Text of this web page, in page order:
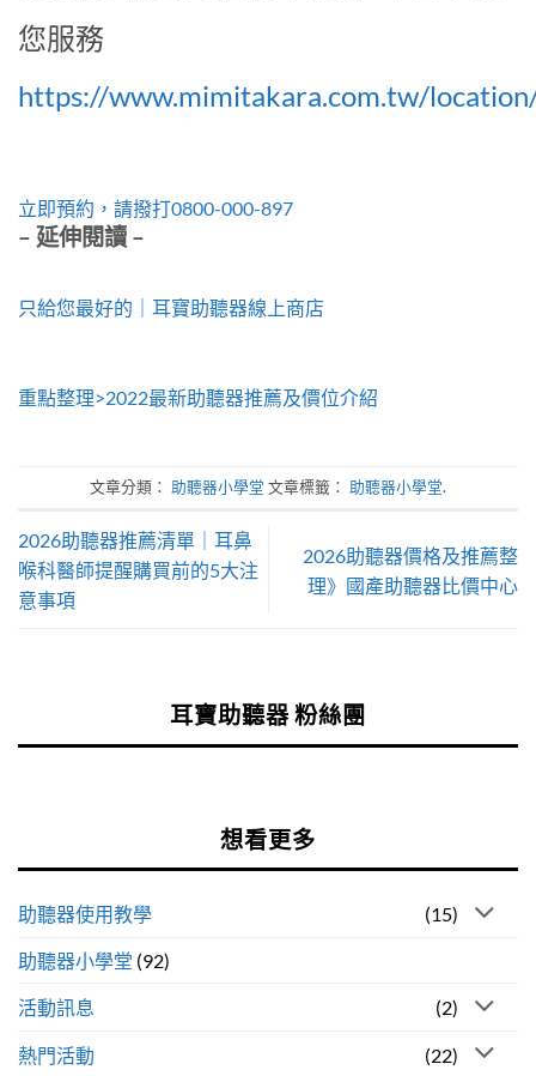
耳寶助聽器 粉絲團
想看更多
助聽器使用教學 (15)
助聽器小學堂 (92)
活動訊息 (2)
熱門活動 (22)
您服務
https://www.mimitakara.com.tw/
立即預約，請撥打0800-000-897
– 延伸閱讀 –
只給您最好的｜耳寶助聽器線上商店
重點整理>2022最新助聽器推薦及價位介紹
文章分類： 助聽器小學堂 文章標籤： 助聽器小學堂.
2026助聽器推薦清單｜耳鼻
喉科醫師提醒購買前的5大注
意事項
2026助聽器價格及推薦整
理》國產助聽器比價中心